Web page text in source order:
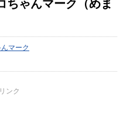
ちゃんマーク（めま
マーク
ンク